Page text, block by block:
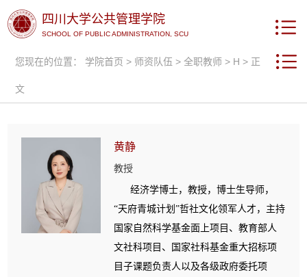
四川大学公共管理学院
SCHOOL OF PUBLIC ADMINISTRATION, SCU
您现在的位置： 学院首页 > 师资队伍 >全职教师 > H > 正
文
黄静
教授
经济学博士，教授，博士生导师，
“天府青城计划”哲社文化领军人才，主持
国家自然科学基金面上项目、教育部人
文社科项目、国家社科基金重大招标项
目子课题负责人以及各级政府委托项